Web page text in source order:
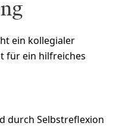
ein kollegialer
für ein hilfreiches
durch Selbstreflexion